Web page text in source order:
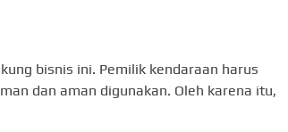
bisnis ini. Pemilik kendaraan harus
dan aman digunakan. Oleh karena itu,